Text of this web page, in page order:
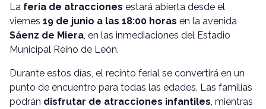
La feria de atracciones estará abierta desde el
viernes 19 de junio a las 18:00 horas en la avenida
Sáenz de Miera, en las inmediaciones del Estadio
Municipal Reino de León.
Durante estos días, el recinto ferial se convertirá en un
punto de encuentro para todas las edades. Las familias
podrán disfrutar de atracciones infantiles, mientras